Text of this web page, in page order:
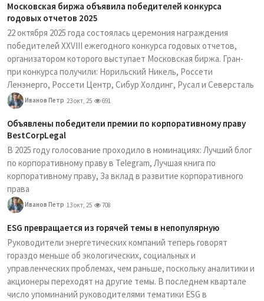
Московская биржа объявила победителей конкурса
годовых отчетов 2025
22 октября 2025 года состоялась церемония награждения
победителей XXVIII ежегодного конкурса годовых отчетов,
организатором которого выступает Московская биржа. Гран-
при конкурса получили: Норильский Никель, Россети
Ленэнерго, Россети Центр, Сибур Холдинг, Русал и Северсталь
Иванов Петр 23 окт, 25 691
Объявлены победители премии по корпоративному праву
BestCorpLegal
В 2025 году голосование проходило в номинациях: Лучший блог
по корпоративному праву в Telegram, Лучшая книга по
корпоративному праву, За вклад в развитие корпоративного
права
Иванов Петр 13 окт, 25 708
ESG превращается из горячей темы в непопулярную
Руководители энергетических компаний теперь говорят
гораздо меньше об экологических, социальных и
управленческих проблемах, чем раньше, поскольку аналитики и
акционеры переходят на другие темы. В последнем квартале
число упоминаний руководителями тематики ESG в